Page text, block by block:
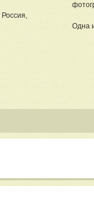
Россия,
Одна